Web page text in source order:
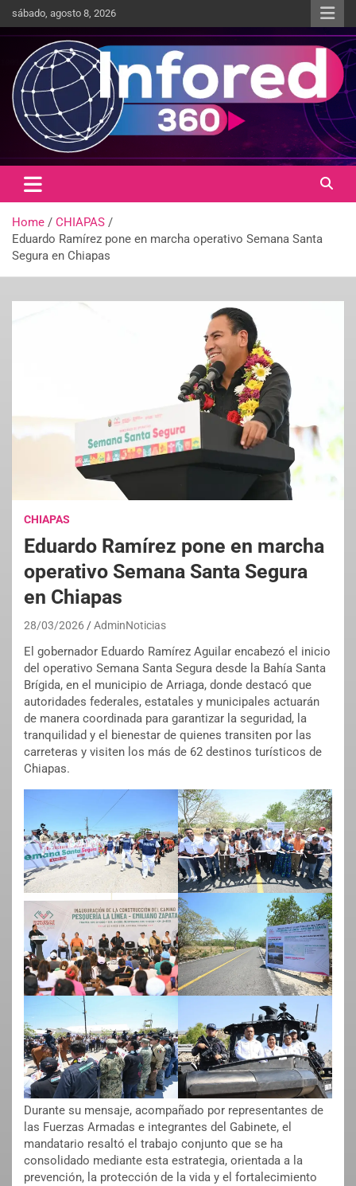
sábado, agosto 8, 2026
infored360.mx
Un giro en la información
Home
CHIAPAS
Eduardo Ramírez pone en marcha operativo Semana Santa
Segura en Chiapas
CHIAPAS
Eduardo Ramírez pone en marcha
operativo Semana Santa Segura
en Chiapas
28/03/2026 AdminNoticias
El gobernador Eduardo Ramírez Aguilar encabezó el inicio
del operativo Semana Santa Segura desde la Bahía Santa
Brígida, en el municipio de Arriaga, donde destacó que
autoridades federales, estatales y municipales actuarán
de manera coordinada para garantizar la seguridad, la
tranquilidad y el bienestar de quienes transiten por las
carreteras y visiten los más de 62 destinos turísticos de
Chiapas.
Durante su mensaje, acompañado por representantes de
las Fuerzas Armadas e integrantes del Gabinete, el
mandatario resaltó el trabajo conjunto que se ha
consolidado mediante esta estrategia, orientada a la
prevención, la protección de la vida y el fortalecimiento